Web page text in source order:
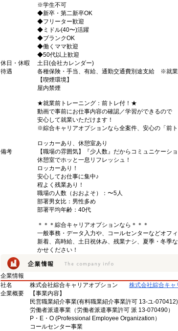
※学生不可
◆新卒・第二新卒OK
◆フリーター歓迎
◆ミドル(40〜)活躍
◆ブランクOK
◆働くママ歓迎
◆50代以上歓迎
休日・休暇
土日(会社カレンダー)
待遇
各種保険・手当、有給、通勤交通費別途支給 ※就
【喫煙環境】
屋内禁煙
★就業前トレーニング：前トレ付！★
動画で事前にお仕事内容の確認／学習ができるので
安心して就業いただけます！
※綜合キャリアオプションなら全案件、安心の「前
ロッカーあり、休憩室あり
備考
【職場の雰囲気】『少人数』だからコミュニケーシ
休憩室でホッと一息リフレッシュ！
ロッカーあり！
安心してお仕事に集中♪
程よく残業あり！
職場の人数（おおよそ）：〜5人
部署男女比：男性多め
部署平均年齢：40代
＊＊＊綜合キャリアオプションなら＊＊＊
一般事務・データ入力や、コールセンターなどオフ
新着、高時給、土日祝休み、残業ナシ、夏季・冬季
かせください！
企業情報
社名
株式会社綜合キャリアオプション
株式会社綜合キャ
企業概要
【事業内容】
民営職業紹介事業(有料職業紹介事業許可 13-ユ-070412)
労働者派遣事業（労働者派遣事業許可 派 13-070490）
P・E・O (Professional Employee Organization）
コールセンター事業